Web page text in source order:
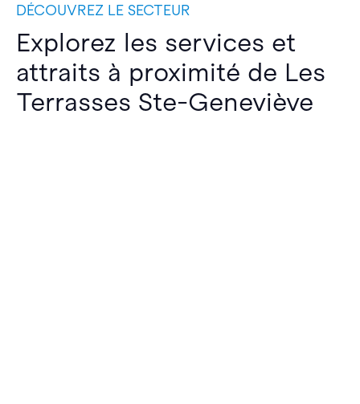
DÉCOUVREZ LE SECTEUR
Explorez les services et
attraits à proximité de Les
Terrasses Ste-Geneviève